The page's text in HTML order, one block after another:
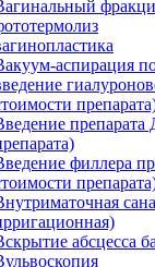
аспирация
препарата
филлера
абсцесса